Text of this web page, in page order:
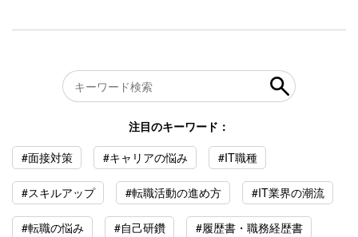
注目のキーワード：
#面接対策
#キャリアの悩み #IT職種
#スキルアップ #転職活動の進め方 #IT業界の潮流
#転職の悩み #自己研鑽 #履歴書・職務経歴書